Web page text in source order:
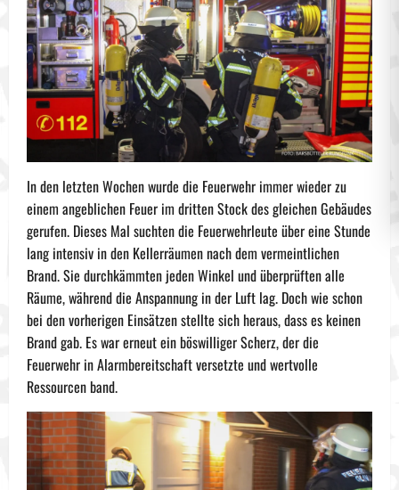
In den letzten Wochen wurde die Feuerwehr immer wieder zu
einem angeblichen Feuer im dritten Stock des gleichen Gebäudes
gerufen. Dieses Mal suchten die Feuerwehrleute über eine Stunde
lang intensiv in den Kellerräumen nach dem vermeintlichen
Brand. Sie durchkämmten jeden Winkel und überprüften alle
Räume, während die Anspannung in der Luft lag. Doch wie schon
bei den vorherigen Einsätzen stellte sich heraus, dass es keinen
Brand gab. Es war erneut ein böswilliger Scherz, der die
Feuerwehr in Alarmbereitschaft versetzte und wertvolle
Ressourcen band.